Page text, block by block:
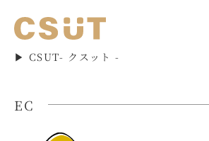
▶︎ CSUT- クスット -
EC